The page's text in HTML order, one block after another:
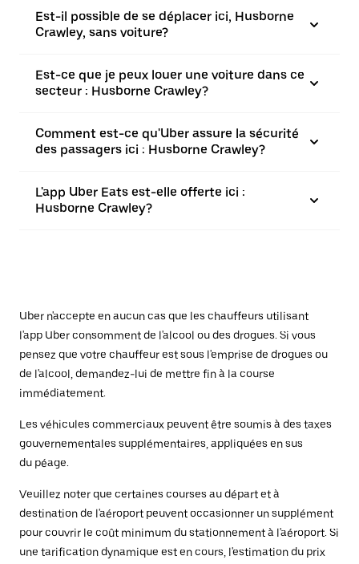
Est-il possible de se déplacer ici, Husborne
Crawley, sans voiture?
Est-ce que je peux louer une voiture dans ce
secteur : Husborne Crawley?
Comment est-ce qu'Uber assure la sécurité
des passagers ici : Husborne Crawley?
L'app Uber Eats est-elle offerte ici :
Husborne Crawley?
Uber n'accepte en aucun cas que les chauffeurs utilisant
l'app Uber consomment de l'alcool ou des drogues. Si vous
pensez que votre chauffeur est sous l'emprise de drogues ou
de l'alcool, demandez-lui de mettre fin à la course
immédiatement.
Les véhicules commerciaux peuvent être soumis à des taxes
gouvernementales supplémentaires, appliquées en sus
du péage.
Veuillez noter que certaines courses au départ et à
destination de l'aéroport peuvent occasionner un supplément
pour couvrir le coût minimum du stationnement à l'aéroport. Si
une tarification dynamique est en cours, l'estimation du prix